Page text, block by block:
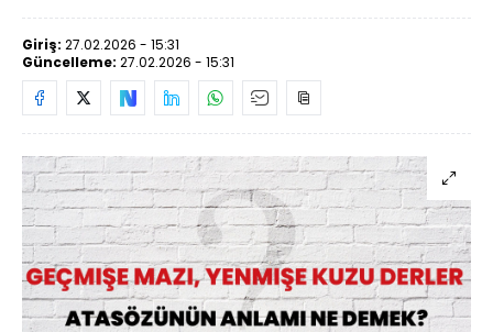
Giriş: 27.02.2026 - 15:31
Güncelleme: 27.02.2026 - 15:31